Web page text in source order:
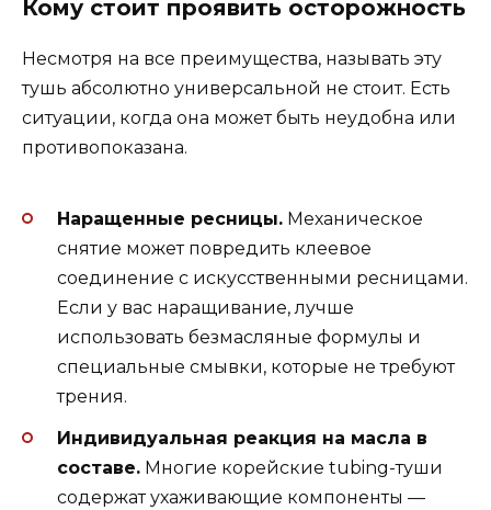
Кому стоит проявить осторожность
Несмотря на все преимущества, называть эту
тушь абсолютно универсальной не стоит. Есть
ситуации, когда она может быть неудобна или
противопоказана.
Наращенные ресницы. Механическое
снятие может повредить клеевое
соединение с искусственными ресницами.
Если у вас наращивание, лучше
использовать безмасляные формулы и
специальные смывки, которые не требуют
трения.
Индивидуальная реакция на масла в
составе. Многие корейские tubing-туши
содержат ухаживающие компоненты —